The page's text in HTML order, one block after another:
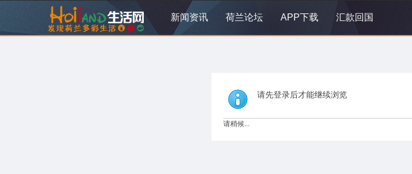
新闻资讯 荷兰论坛 APP下载 汇款回国
请先登录后才能继续浏览
请稍候...